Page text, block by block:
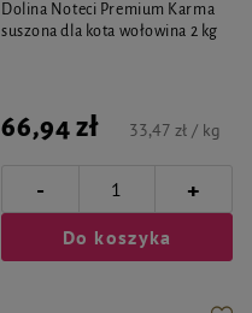
Dolina Noteci Premium Karma
suszona dla kota wołowina 2 kg
66,94 zł 33,47 zł / kg
- +
Do koszyka